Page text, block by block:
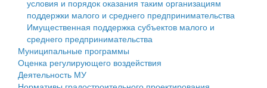
Деятельность МУ
Нормативы градостроительного проектирования
Правила землепользования и застройки
условия и порядок оказания таким организациям
поддержки малого и среднего предпринимательства
Имущественная поддержка субъектов малого и
среднего предпринимательства
Муниципальные программы
Оценка регулирующего воздействия
Деятельность МУ